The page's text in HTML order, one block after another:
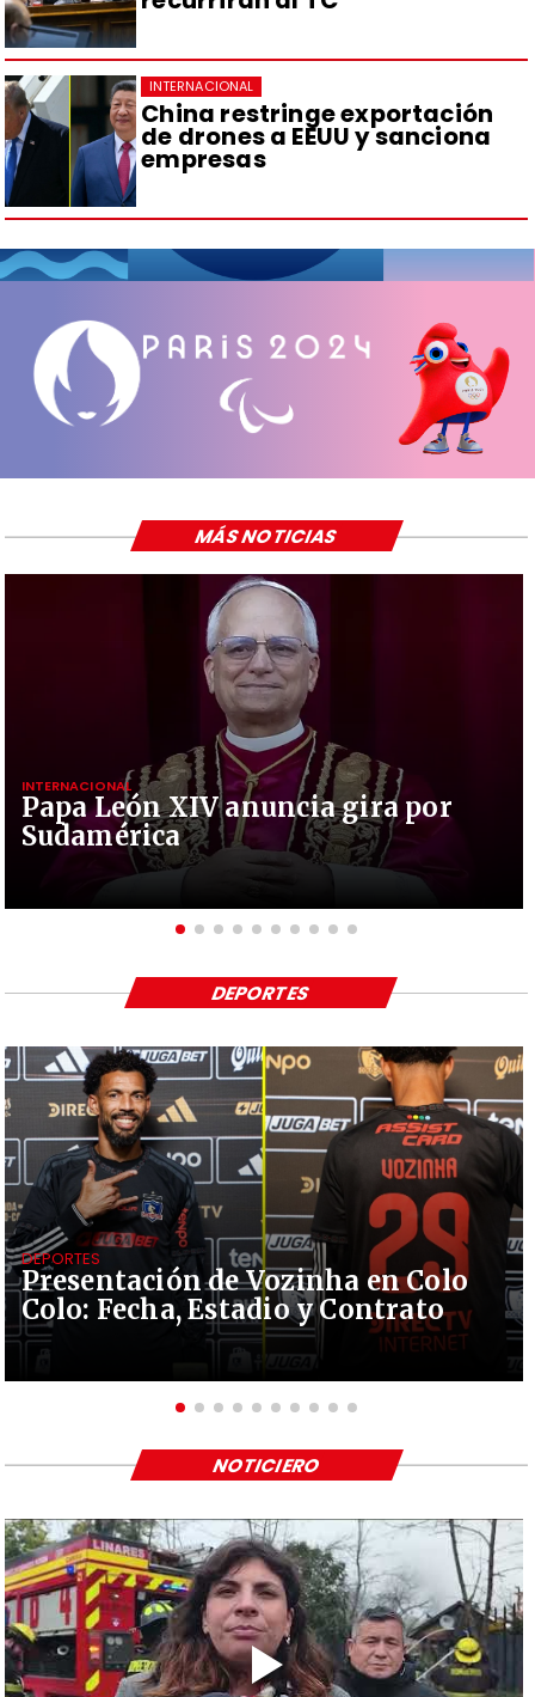
China restringe exportación
de drones a EEUU y sanciona
empresas
INTERNACIONAL
Papa León XIV anuncia gira por
Sudamérica
INTERNACIONAL
MÁS NOTICIAS
Presentación de Vozinha en Colo
Colo: Fecha, Estadio y Contrato
DEPORTES
DEPORTES
NOTICIERO